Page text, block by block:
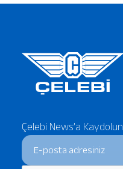
Çelebi News’a Kaydolun